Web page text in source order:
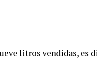
litros vendidas, es